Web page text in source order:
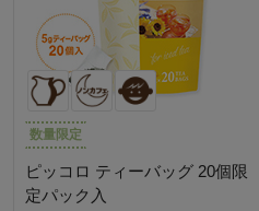
数量限定
ピッコロ ティーバッグ 20個限
定パック入